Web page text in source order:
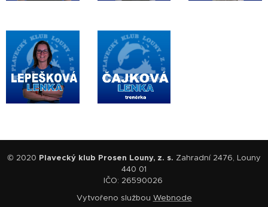
© 2020 Plavecký klub Prosen Louny, z. s. Zahradní 2476, Louny
440 01
IČO: 26590026
Vytvořeno službou Webnode